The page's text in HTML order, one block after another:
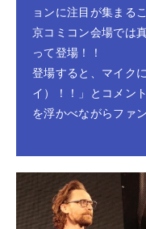
ョンに注目が集まる
京コミコン会場では
って登場！！
登場すると、マイク
イ）！！」とコメン
を浮かべながらファ